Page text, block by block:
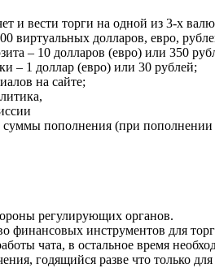
и вести торги на одной из 3-х
виртуальных долларов, евро,
– 10 долларов (евро) или 350
– 1 доллар (евро) или 30 рублей;
на сайте;
пополнения (при пополнении
регулирующих органов.
финансовых инструментов для
чата, в остальное время
годящийся разве что только